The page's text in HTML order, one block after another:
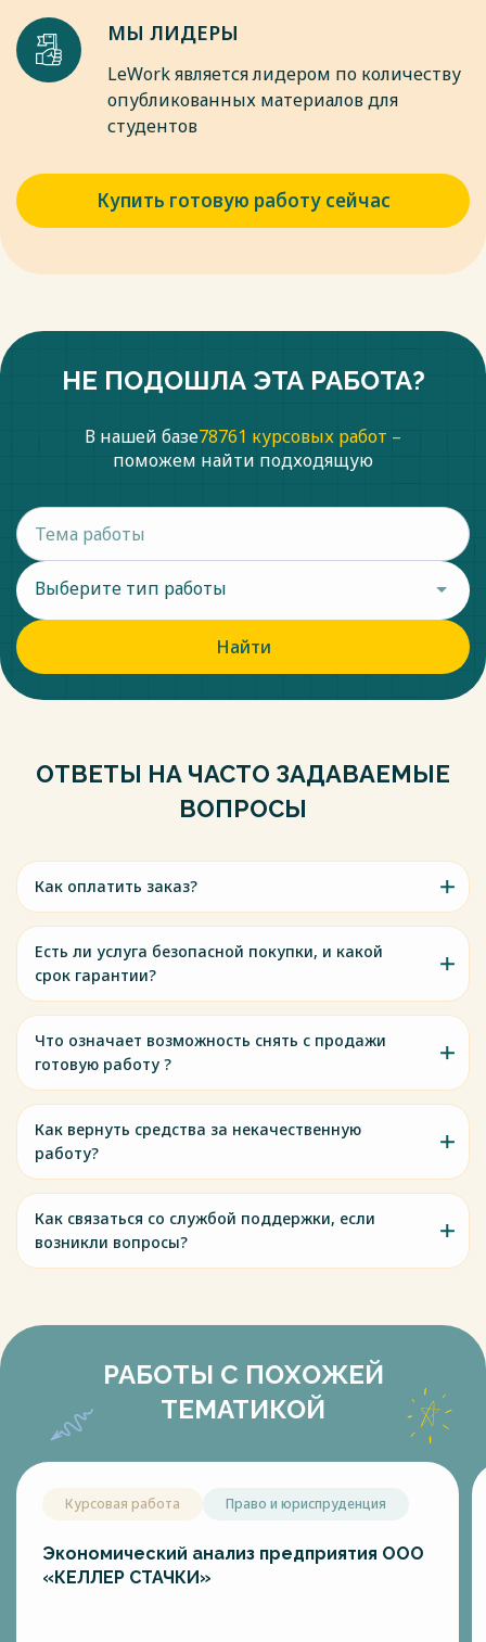
МЫ ЛИДЕРЫ
LeWork является лидером по количеству
опубликованных материалов для
студентов
Купить готовую работу сейчас
НЕ ПОДОШЛА ЭТА РАБОТА?
В нашей базе78761 курсовых работ –
поможем найти подходящую
Выберите тип работы
Найти
ОТВЕТЫ НА ЧАСТО ЗАДАВАЕМЫЕ
ВОПРОСЫ
Как оплатить заказ?
Есть ли услуга безопасной покупки, и какой
срок гарантии?
Что означает возможность снять с продажи
готовую работу ?
Как вернуть средства за некачественную
работу?
Как связаться со службой поддержки, если
возникли вопросы?
РАБОТЫ С ПОХОЖЕЙ
ТЕМАТИКОЙ
Курсовая работа Право и юриспруденция
Экономический анализ предприятия ООО
«КЕЛЛЕР СТАЧКИ»